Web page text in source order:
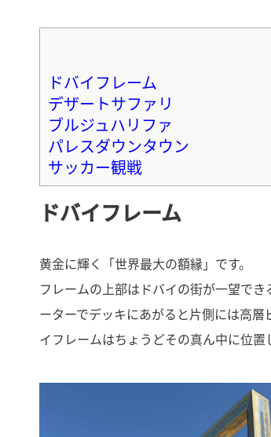
ドバイフレーム
デザートサファリ
ブルジュハリファ
パレスダウンタウン
サッカー観戦
ドバイフレーム
黄金に輝く「世界最大の額縁」です。
フレームの上部はドバイの街が一望で
ーターでデッキにあがると片側には高
イフレームはちょうどその真ん中に位置